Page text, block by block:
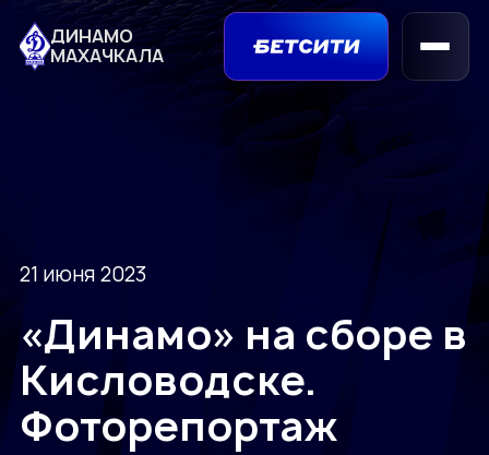
ДИНАМО
МАХАЧКАЛА
21 июня 2023
«Динамо» на сборе в
Кисловодске.
Фоторепортаж